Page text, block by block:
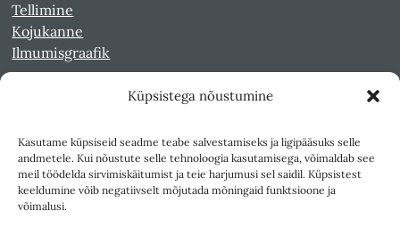
Küpsistega nõustumine
Kasutame küpsiseid seadme teabe salvestamiseks ja ligipääsuks selle
andmetele. Kui nõustute selle tehnoloogia kasutamisega, võimaldab see
meil töödelda sirvimiskäitumist ja teie harjumusi sel saidil. Küpsistest
keeldumine võib negatiivselt mõjutada mõningaid funktsioone ja
võimalusi.
Tellimine
Kojukanne
Ilmumisgraafik
Kultuurileht 1994-1997
Reede 1989-1990
Sirp ja Vasar 1940-1989